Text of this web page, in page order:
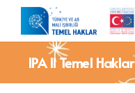
IPA II Temel Haklar